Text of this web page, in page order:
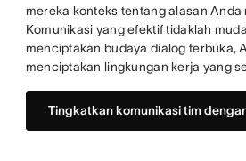
mereka konteks tentang alasan
Komunikasi yang efektif tidaklah
menciptakan budaya dialog terbuka,
menciptakan lingkungan kerja yang
Tingkatkan komunikasi tim